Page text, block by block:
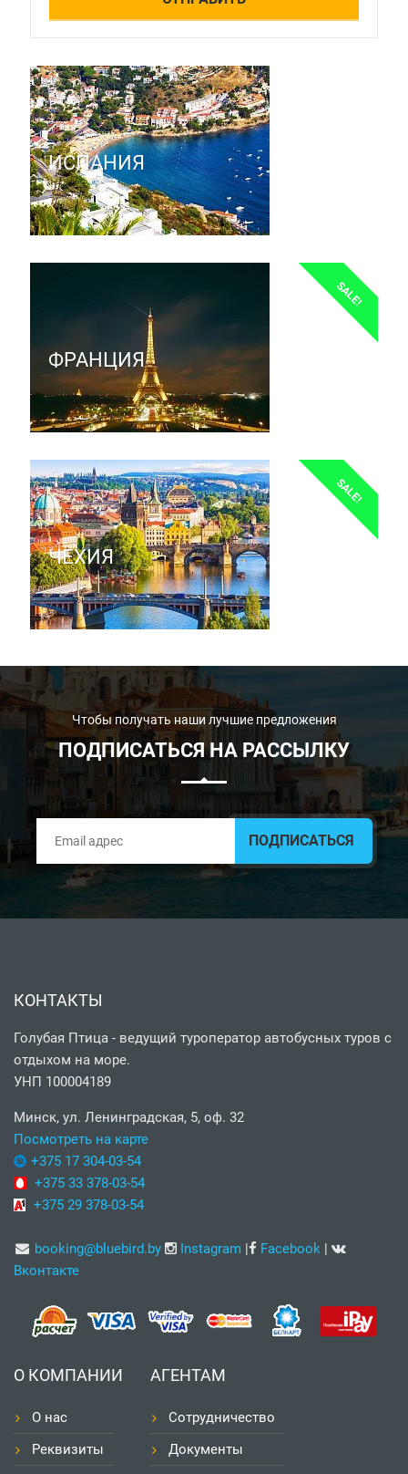
ИСПАНИЯ
SALE!
ФРАНЦИЯ
SALE!
ЧЕХИЯ
Чтобы получать наши лучшие предложения
ПОДПИСАТЬСЯ НА РАССЫЛКУ
КОНТАКТЫ
Голубая Птица - ведущий туроператор автобусных туров с
отдыхом на море.
УНП 100004189
Минск, ул. Ленинградская, 5, оф. 32
Посмотреть на карте
+375 17 304-03-54
+375 33 378-03-54
+375 29 378-03-54
booking@bluebird.by Instagram | Facebook |
Вконтакте
О КОМПАНИИ
О нас
Реквизиты
АГЕНТАМ
Сотрудничество
Документы